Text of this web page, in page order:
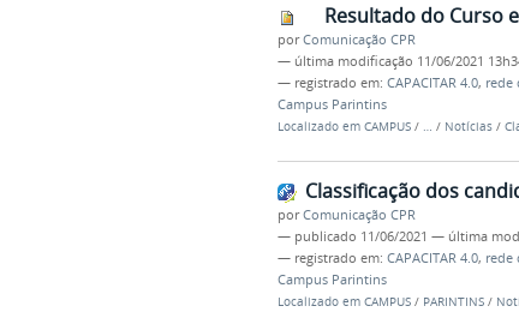
Resultado do Curso
porComunicação CPR
— última modificação 11/06/2021
— registrado em: CAPACITAR 4.0, rede
Campus Parintins
Localizado em CAMPUS / … / Notícias /
Classificação dos
porComunicação CPR
— publicado 11/06/2021 — última
— registrado em: CAPACITAR 4.0, rede
Campus Parintins
Localizado em CAMPUS / PARINTINS /